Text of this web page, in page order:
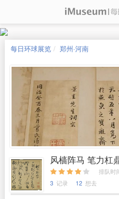
每日环球展览 郑州·河南
风樯阵马 笔力杠
排队时
3 记录 12 想去